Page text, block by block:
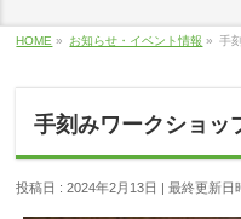
HOME » お知らせ・イベント情報 » 手
手刻みワークショッ
投稿日 : 2024年2月13日 最終更新日